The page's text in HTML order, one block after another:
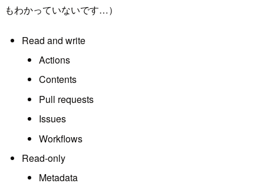
もわかっていないです…）
Read and write
Actions
Contents
Pull requests
Issues
Workflows
Read-only
Metadata